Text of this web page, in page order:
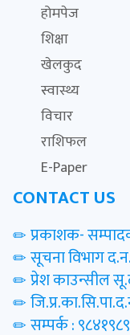
होमपेज
शिक्षा
खेलकुद
स्वास्थ्य
विचार
राशिफल
E-Paper
CONTACT US
प्रकाशक-
सूचना विभाग
प्रेश काउन्सील
सम्पर्क :